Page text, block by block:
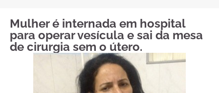
Mulher é internada em hospital
para operar vesícula e sai da mesa
de cirurgia sem o útero.